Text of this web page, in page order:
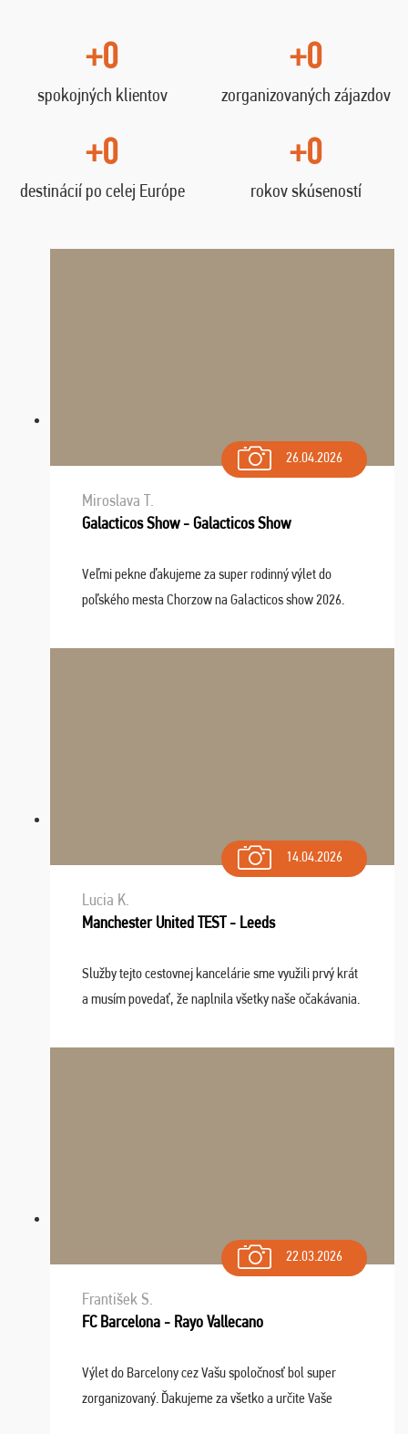
+0
spokojných klientov
+0
zorganizovaných zájazdov
+0
destinácií po celej Európe
+0
rokov skúseností
26.04.2026
Miroslava T.
Galacticos Show - Galacticos Show
Veľmi pekne ďakujeme za super rodinný výlet do
poľského mesta Chorzow na Galacticos show 2026.
Navštívili sme aj zábavný park Legendia, previe ...
14.04.2026
Lucia K.
Manchester United TEST - Leeds
Služby tejto cestovnej kancelárie sme využili prvý krát
a musím povedať, že naplnila všetky naše očakávania.
dispozícii nonstop (milí, profesionálni ...
22.03.2026
František S.
FC Barcelona - Rayo Vallecano
Výlet do Barcelony cez Vašu spoločnosť bol super
zorganizovaný. Ďakujeme za všetko a určite Vaše